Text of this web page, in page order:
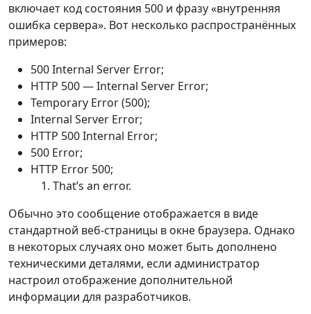
включает код состояния 500 и фразу «внутренняя
ошибка сервера». Вот несколько распространённых
примеров:
500 Internal Server Error;
HTTP 500 — Internal Server Error;
Temporary Error (500);
Internal Server Error;
HTTP 500 Internal Error;
500 Error;
HTTP Error 500;
That’s an error.
Обычно это сообщение отображается в виде
стандартной веб-страницы в окне браузера. Однако
в некоторых случаях оно может быть дополнено
техническими деталями, если администратор
настроил отображение дополнительной
информации для разработчиков.